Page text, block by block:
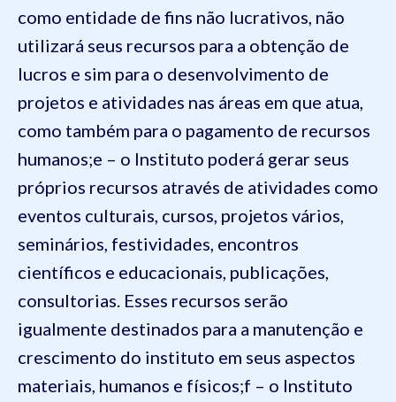
como entidade de fins não lucrativos, não
utilizará seus recursos para a obtenção de
lucros e sim para o desenvolvimento de
projetos e atividades nas áreas em que atua,
como também para o pagamento de recursos
humanos;e – o Instituto poderá gerar seus
próprios recursos através de atividades como
eventos culturais, cursos, projetos vários,
seminários, festividades, encontros
científicos e educacionais, publicações,
consultorias. Esses recursos serão
igualmente destinados para a manutenção e
crescimento do instituto em seus aspectos
materiais, humanos e físicos;f – o Instituto